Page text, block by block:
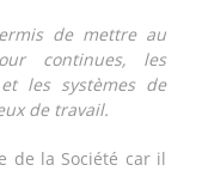
de mettre au
continues, les
les systèmes de
de travail.
de la Société car il